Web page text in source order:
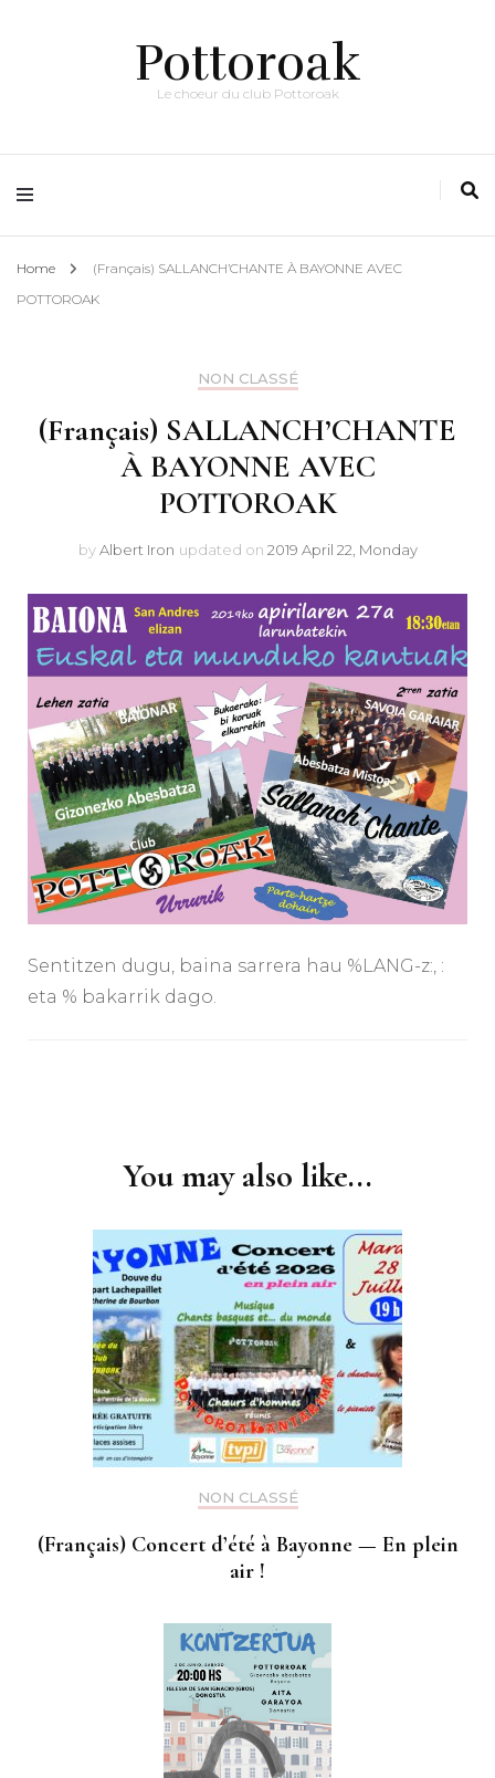
Pottoroak
Le choeur du club Pottoroak
Home
(Français) SALLANCH’CHANTE À BAYONNE AVEC
POTTOROAK
NON CLASSÉ
(Français) SALLANCH’CHANTE
À BAYONNE AVEC
POTTOROAK
byAlbert Iron updated on 2019 April 22, Monday
Sentitzen dugu, baina sarrera hau %LANG-z:, :
eta % bakarrik dago.
You may also like...
NON CLASSÉ
(Français) Concert d’été à Bayonne — En plein
air !